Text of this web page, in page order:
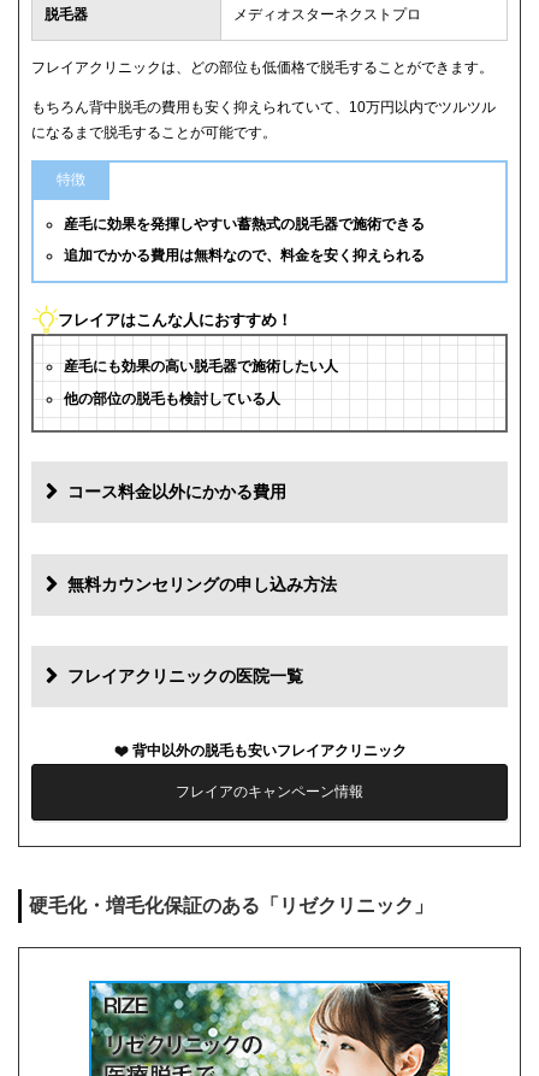
脱毛器 メディオスターネクストプロ
フレイアクリニックは、どの部位も低価格で脱毛することができます。
もちろん背中脱毛の費用も安く抑えられていて、10万円以内でツルツル
になるまで脱毛することが可能です。
特徴
産毛に効果を発揮しやすい蓄熱式の脱毛器で施術できる
追加でかかる費用は無料なので、料金を安く抑えられる
フレイアはこんな人におすすめ！
産毛にも効果の高い脱毛器で施術したい人
他の部位の脱毛も検討している人
コース料金以外にかかる費用
初診料 0円
再診料
薬代 0円
シェービング代 0円
キャンセル料 1回まで0円
無料カウンセリングの申し込み方法
フレイアクリニックの医院一覧
背中以外の脱毛も安いフレイアクリニック
フレイアのキャンペーン情報
硬毛化・増毛化保証のある「リゼクリニック」